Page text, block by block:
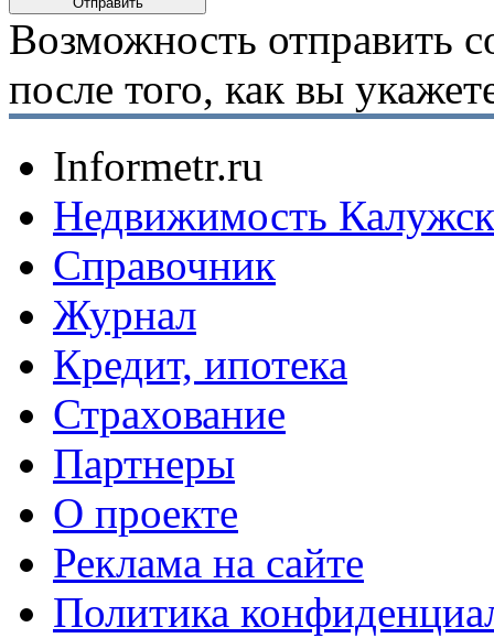
Возможность отправить
после того, как вы
Informetr.ru
Недвижимость
Справочник
Журнал
Кредит, ипотека
Страхование
Партнеры
O проекте
Реклама на сайте
Политика